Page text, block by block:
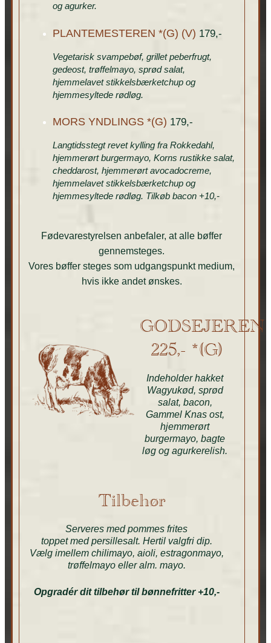
og agurker.
PLANTEMESTEREN *(G) (V) 179,-
Vegetarisk svampebøf, grillet peberfrugt,
gedeost, trøffelmayo, sprød salat,
hjemmelavet stikkelsbærketchup og
hjemmesyltede rødløg.
MORS YNDLINGS *(G) 179,-
Langtidsstegt revet kylling fra Rokkedahl,
hjemmerørt burgermayo, Korns rustikke salat,
cheddarost, hjemmerørt avocadocreme,
hjemmelavet stikkelsbærketchup og
hjemmesyltede rødløg. Tilkøb bacon +10,-
Fødevarestyrelsen anbefaler, at alle bøffer
gennemsteges.
Vores bøffer steges som udgangspunkt medium,
hvis ikke andet ønskes.
GODSEJEREN
225,- *(G)
Indeholder hakket
Wagyukød, sprød
salat, bacon,
Gammel Knas ost,
hjemmerørt
burgermayo, bagte
løg og agurkerelish.
Tilbehør
Serveres med pommes frites
toppet med persillesalt. Hertil valgfri dip.
Vælg imellem chilimayo, aioli, estragonmayo,
trøffelmayo eller alm. mayo.
Opgradér dit tilbehør til bønnefritter +10,-